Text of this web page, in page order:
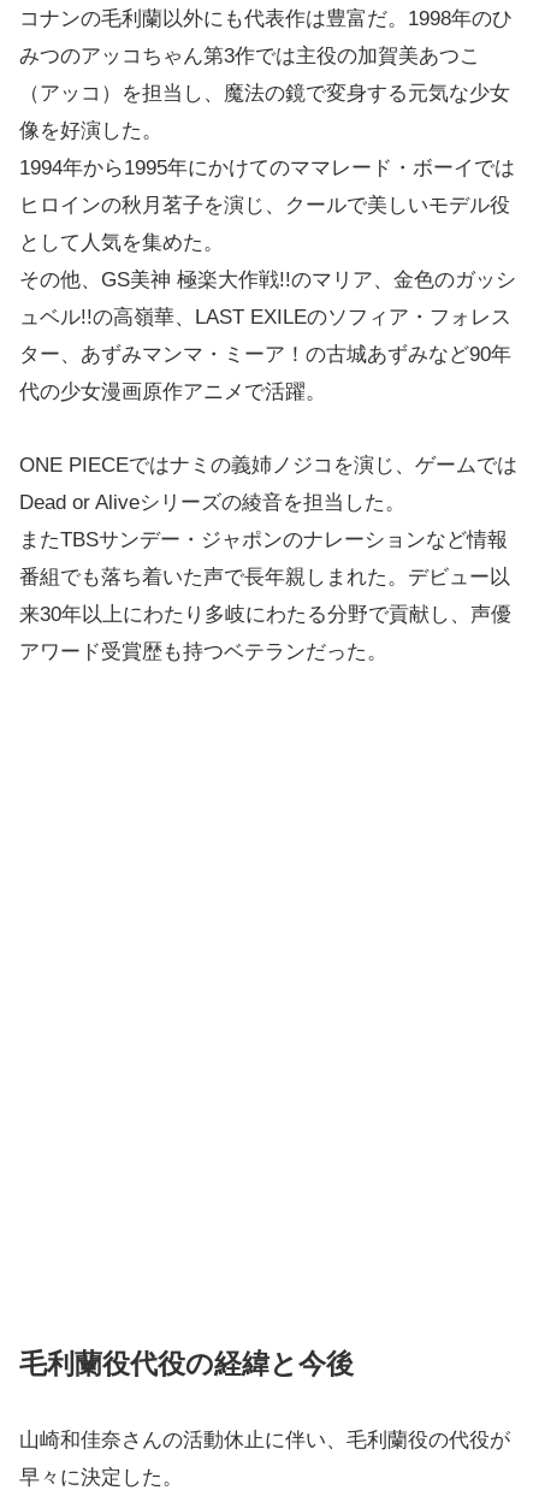
コナンの毛利蘭以外にも代表作は豊富だ。1998年のひ
みつのアッコちゃん第3作では主役の加賀美あつこ
（アッコ）を担当し、魔法の鏡で変身する元気な少女
像を好演した。
1994年から1995年にかけてのママレード・ボーイでは
ヒロインの秋月茗子を演じ、クールで美しいモデル役
として人気を集めた。
その他、GS美神 極楽大作戦!!のマリア、金色のガッシ
ュベル!!の高嶺華、LAST EXILEのソフィア・フォレス
ター、あずみマンマ・ミーア！の古城あずみなど90年
代の少女漫画原作アニメで活躍。
ONE PIECEではナミの義姉ノジコを演じ、ゲームでは
Dead or Aliveシリーズの綾音を担当した。
またTBSサンデー・ジャポンのナレーションなど情報
番組でも落ち着いた声で長年親しまれた。デビュー以
来30年以上にわたり多岐にわたる分野で貢献し、声優
アワード受賞歴も持つベテランだった。
毛利蘭役代役の経緯と今後
山崎和佳奈さんの活動休止に伴い、毛利蘭役の代役が
早々に決定した。